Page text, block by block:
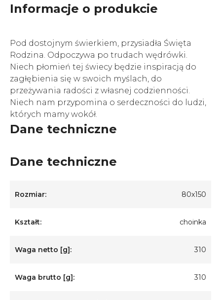
Informacje o produkcie
Pod dostojnym świerkiem, przysiadła Święta
Rodzina. Odpoczywa po trudach wędrówki.
Niech płomień tej świecy będzie inspiracją do
zagłębienia się w swoich myślach, do
przeżywania radości z własnej codzienności.
Niech nam przypomina o serdeczności do ludzi,
których mamy wokół.
Dane techniczne
Dane techniczne
Rozmiar: 80x150
Kształt: choinka
Waga netto [g]: 310
Waga brutto [g]: 310